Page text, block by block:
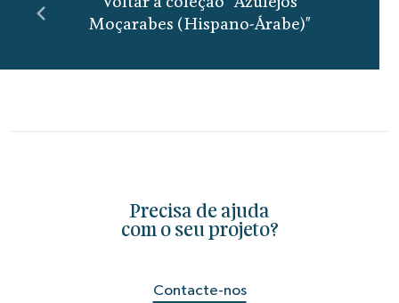
Moçarabes (Hispano-Árabe)"
Precisa de ajuda
com o seu projeto?
Contacte-nos